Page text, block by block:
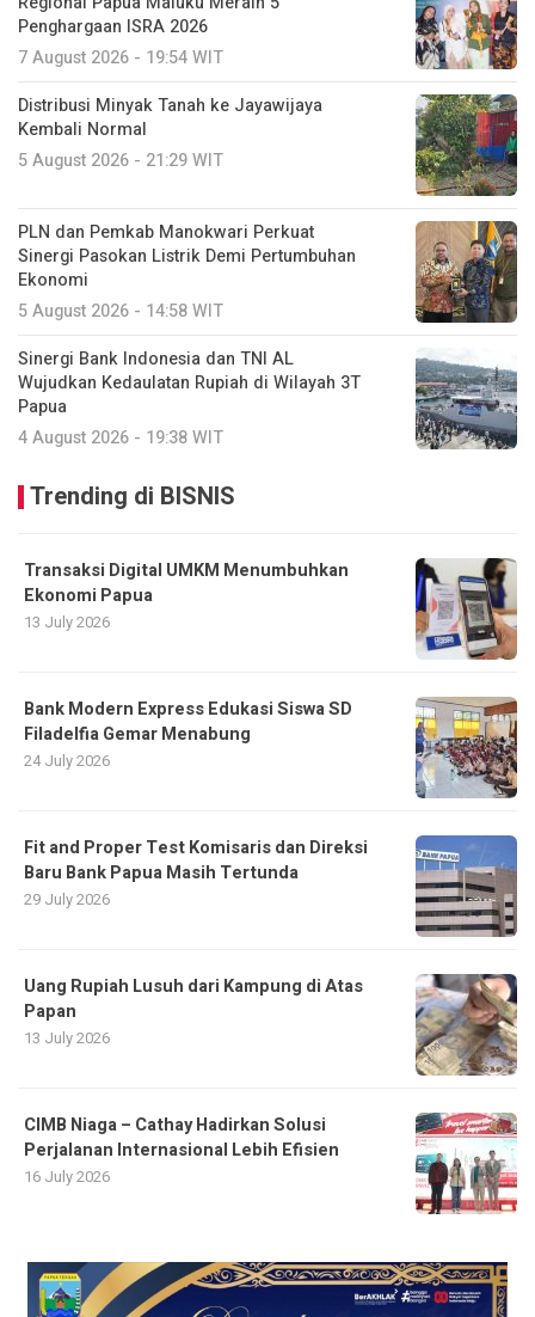
Penghargaan ISRA 2026
7 August 2026 - 19:54 WIT
Distribusi Minyak Tanah ke Jayawijaya
Kembali Normal
5 August 2026 - 21:29 WIT
PLN dan Pemkab Manokwari Perkuat
Sinergi Pasokan Listrik Demi Pertumbuhan
Ekonomi
5 August 2026 - 14:58 WIT
Sinergi Bank Indonesia dan TNI AL
Wujudkan Kedaulatan Rupiah di Wilayah 3T
Papua
4 August 2026 - 19:38 WIT
Trending di BISNIS
Transaksi Digital UMKM Menumbuhkan
Ekonomi Papua
13 July 2026
Bank Modern Express Edukasi Siswa SD
Filadelfia Gemar Menabung
24 July 2026
Fit and Proper Test Komisaris dan Direksi
Baru Bank Papua Masih Tertunda
29 July 2026
Uang Rupiah Lusuh dari Kampung di Atas
Papan
13 July 2026
CIMB Niaga – Cathay Hadirkan Solusi
Perjalanan Internasional Lebih Efisien
16 July 2026